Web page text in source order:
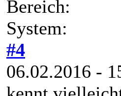
Bereich:
System:
#4
06.02.2016 -